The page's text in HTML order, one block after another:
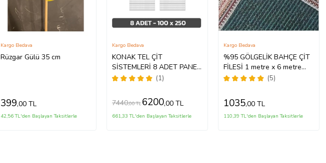
Rüzgar Gülü 35 cm
Kargo Bedava
399,00 TL
42,56 TL'den Başlayan Taksitlerle
KONAK TEL ÇİT
SİSTEMLERİ 8 ADET PANEL
ÇİT TELİ SADE 100 X 250
(1)
Kargo Bedava
7440,00 TL 6200,00 TL
661,33 TL'den Başlayan Taksitlerle
%95 GÖLGELİK BAHÇE ÇİT
FİLESİ 1 metre x 6 metre
YEŞİL
(5)
Kargo Bedava
1035,00 TL
110,39 TL'den Başlayan Taksitlerle